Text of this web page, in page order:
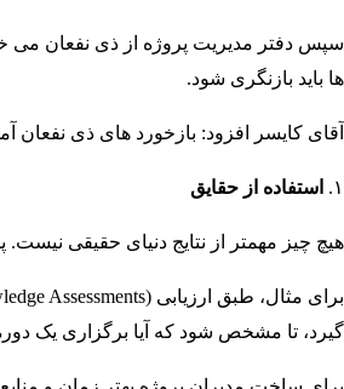
سپس دفتر مدیریت پروژه از ذی نفعان می
ها باید بازنگری شود.
آقای کایسر افزود: بازخورد های ذی نفعان
استفاده از حقایق
هیچ چیز مهمتر از نتایج دنیای حقیقی
گیرد، تا مشخص شود که آیا برگزاری یک